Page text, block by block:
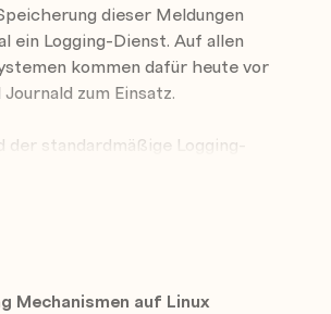
dieser Meldungen
ein Logging-Dienst. Auf allen
kommen dafür heute vor
zum Einsatz.
der standardmäßige Logging-
Linux-Distributionen ist,
Vielfalt an Zusatzfunktionen. Zudem
das Weiterleiten von Logmeldungen
an andere Server. Auf einem
Mechanismen auf Linux